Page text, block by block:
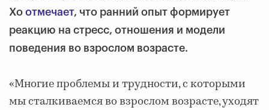
Хо отмечает, что ранний опыт формирует
реакцию на стресс, отношения и модели
поведения во взрослом возрасте.
«Многие проблемы и трудности, с которыми
мы сталкиваемся во взрослом возрасте, уходят